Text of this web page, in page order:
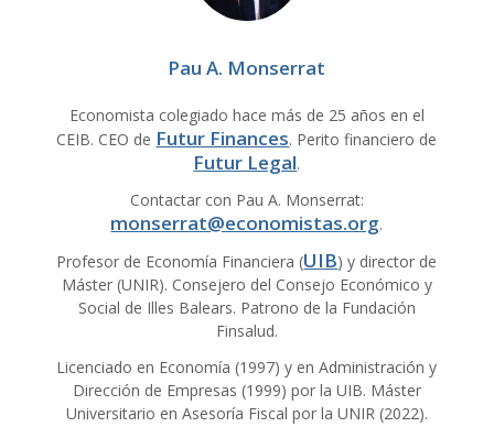
Pau A. Monserrat
Economista colegiado hace más de 25 años en el
CEIB. CEO de Futur Finances. Perito financiero de
Futur Legal.
Contactar con Pau A. Monserrat:
monserrat@economistas.org.
Profesor de Economía Financiera (UIB) y director de
Máster (UNIR). Consejero del Consejo Económico y
Social de Illes Balears. Patrono de la Fundación
Finsalud.
Licenciado en Economía (1997) y en Administración y
Dirección de Empresas (1999) por la UIB. Máster
Universitario en Asesoría Fiscal por la UNIR (2022).